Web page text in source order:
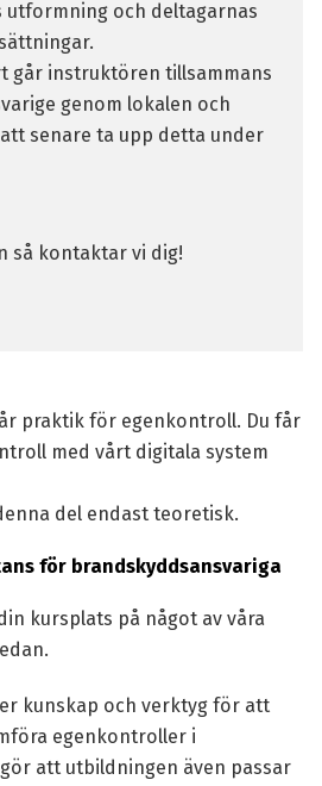
utformning och deltagarnas
går instruktören tillsammans
genom lokalen och
senare ta upp detta under
så kontaktar vi dig!
praktik för egenkontroll. Du får
med vårt digitala system
del endast teoretisk.
för brandskyddsansvariga
kursplats på något av våra
kunskap och verktyg för att
egenkontroller i
att utbildningen även passar